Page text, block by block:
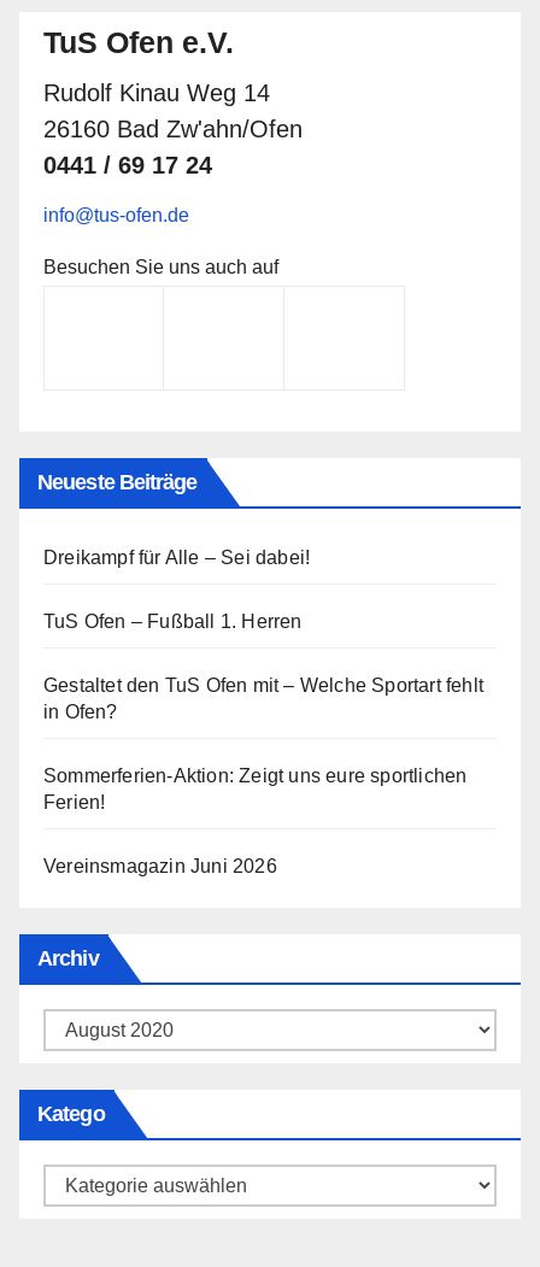
TuS Ofen e.V.
Rudolf Kinau Weg 14
26160 Bad Zw'ahn/Ofen
0441 / 69 17 24
info@tus-ofen.de
Besuchen Sie uns auch auf
Neueste Beiträge
Dreikampf für Alle – Sei dabei!
TuS Ofen – Fußball 1. Herren
Gestaltet den TuS Ofen mit – Welche Sportart fehlt
in Ofen?
Sommerferien-Aktion: Zeigt uns eure sportlichen
Ferien!
Vereinsmagazin Juni 2026
Archiv
Archiv
Katego
Katego